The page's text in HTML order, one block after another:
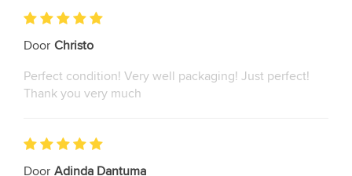
Door Christo
Perfect condition! Very well packaging! Just perfect!
Thank you very much
Door Adinda Dantuma